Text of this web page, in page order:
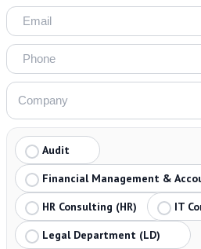
Audit
Financial Management &
HR Consulting (HR)
IT
Legal Department (LD)